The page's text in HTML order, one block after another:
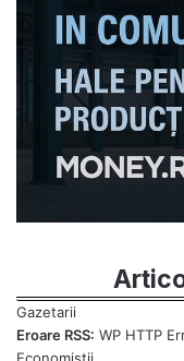
Eroare RSS: WP HTTP